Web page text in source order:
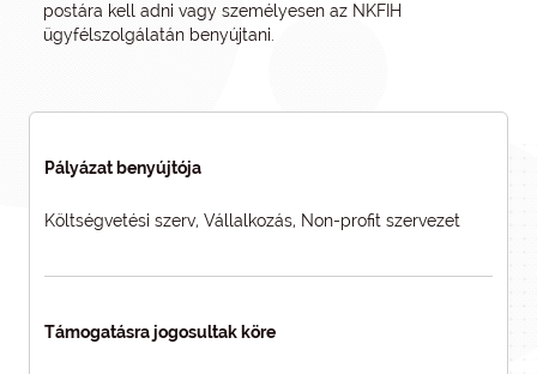
postára kell adni vagy személyesen az NKFIH
ügyfélszolgálatán benyújtani.
Pályázat benyújtója
Költségvetési szerv, Vállalkozás, Non-profit szervezet
Támogatásra jogosultak köre